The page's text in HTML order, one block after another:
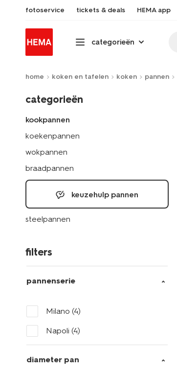
fotoservice tickets & deals HEMA app
categorieën
home koken en tafelen koken pannen
categorieën
kookpannen
koekenpannen
wokpannen
braadpannen
keuzehulp pannen
steelpannen
filters
pannenserie
Milano (4)
Napoli (4)
diameter pan